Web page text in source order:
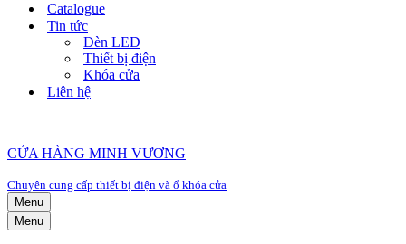
Catalogue
Tin tức
Đèn LED
Thiết bị điện
Khóa cửa
Liên hệ
CỬA HÀNG MINH VƯƠNG
Chuyên cung cấp thiết bị điện và ổ khóa cửa
Menu
Menu